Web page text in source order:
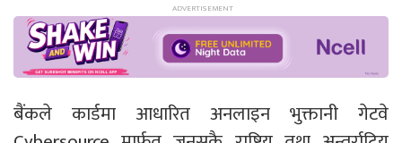
बैंकले कार्डमा आधारित अनलाइन भुक्तानी गेटवे